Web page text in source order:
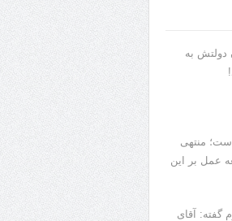
دولتش به
منتهی
عمل بر این
گفته: آقای